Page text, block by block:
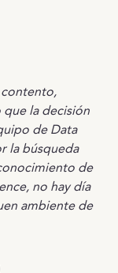
contento,
la decisión
de Data
la búsqueda
de
no hay día
ambiente de